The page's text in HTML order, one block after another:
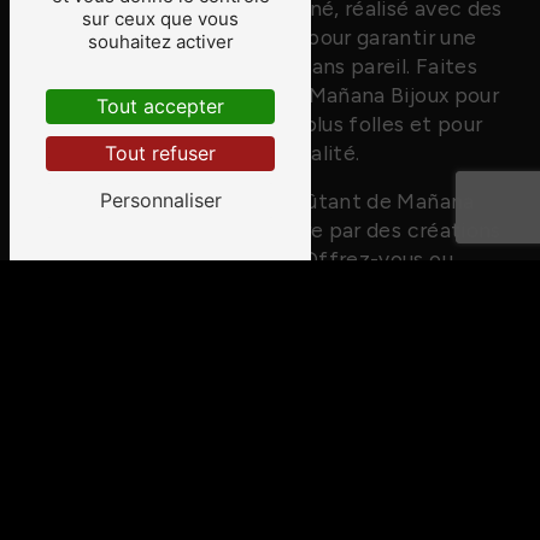
travail minutieux et passionné, réalisé avec des
matériaux de haute qualité pour garantir une
durabilité et une élégance sans pareil. Faites
confiance à la créatrice de Mañana Bijoux pour
donner vie à vos envies les plus folles et pour
transformer vos rêves en réalité.
Plongez dans l'univers envoûtant de Mañana
Bijoux et laissez-vous séduire par des créations
uniques et incomparables. Offrez-vous ou
sur ceux que vous
souhaitez activer
Tout accepter
Tout refuser
Personnaliser